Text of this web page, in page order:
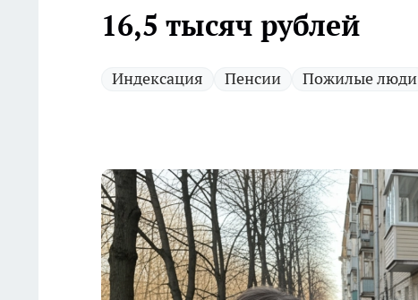
16,5 тысяч рублей
Индексация Пенсии Пожилые люди